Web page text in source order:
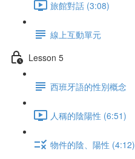
旅館對話 (3:08)
線上互動單元
Lesson 5
西班牙語的性別概念
人稱的陰陽性 (6:51)
物件的陰、陽性 (4:12)